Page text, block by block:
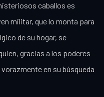
caballos es
militar, que lo monta para
de su hogar, se
gracias a los poderes
en su búsqueda